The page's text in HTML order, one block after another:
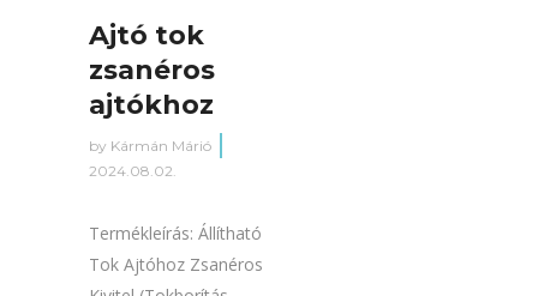
Ajtó tok
zsanéros
ajtókhoz
by Kármán Márió
2024.08.02.
Termékleírás: Állítható
Tok Ajtóhoz Zsanéros